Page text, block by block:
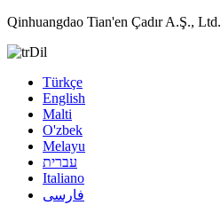
Qinhuangdao Tian'en Çadır A.Ş., Ltd.
Dil
Türkçe
English
Malti
O'zbek
Melayu
עברית
Italiano
فارسی